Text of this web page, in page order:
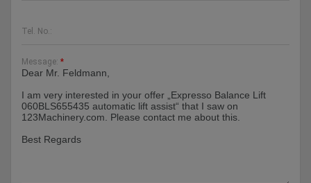
Tel. No.:
Message: *